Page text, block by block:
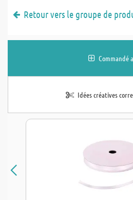
Retour vers le groupe de
Commandé
Idées créatives